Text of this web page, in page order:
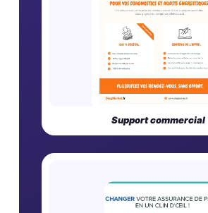
Support commercial